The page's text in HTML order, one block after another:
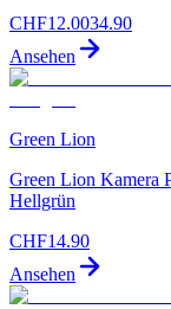
CHF12.0034.90
Ansehen
Green Lion
Green Lion Kamera
Hellgrün
CHF14.90
Ansehen